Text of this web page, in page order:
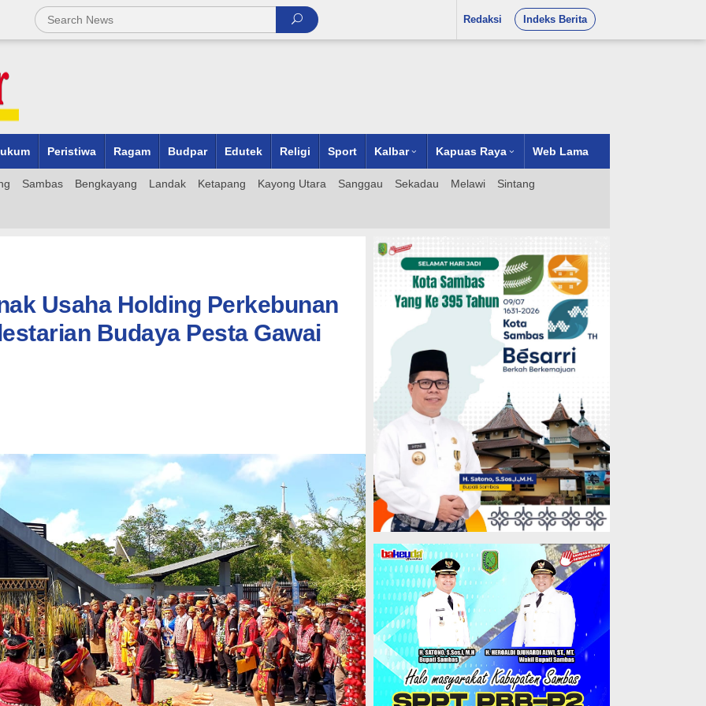
Redaksi Indeks Berita
Peristiwa Ragam Budpar Edutek Religi Sport Kalbar Kapuas Raya Web Lama
Sambas Bengkayang Landak Ketapang Kayong Utara Sanggau Sekadau Melawi Sintang
Usaha Holding Perkebunan
Budaya Pesta Gawai